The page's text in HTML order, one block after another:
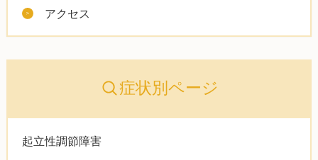
アクセス
症状別ページ
起立性調節障害